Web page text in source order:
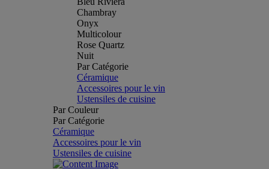
Chambray
Onyx
Multicolour
Rose Quartz
Nuit
Par Catégorie
Céramique
Accessoires pour le vin
Ustensiles de cuisine
Par Couleur
Par Catégorie
Céramique
Accessoires pour le vin
Ustensiles de cuisine